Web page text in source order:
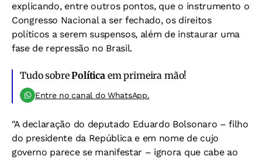
explicando, entre outros pontos, que o instrumento o
Congresso Nacional a ser fechado, os direitos
políticos a serem suspensos, além de instaurar uma
fase de repressão no Brasil.
Tudo sobrePolíticaem primeira mão!
Entre no canal do WhatsApp.
"A declaração do deputado Eduardo Bolsonaro – filho
do presidente da República e em nome de cujo
governo parece se manifestar – ignora que cabe ao